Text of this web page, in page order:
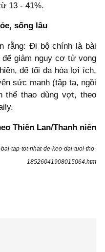
13 - 41%.
sống lâu
rằng: Đi bộ chính là bài
giảm nguy cơ tử vong
để tối đa hóa lợi ích,
sức mạnh (tập tạ, ngồi
thể thao dùng vợt, theo
Thiên Lan/Thanh niên
tap-tot-nhat-de-keo-dai-tuoi-tho-
18526041908015064.htm